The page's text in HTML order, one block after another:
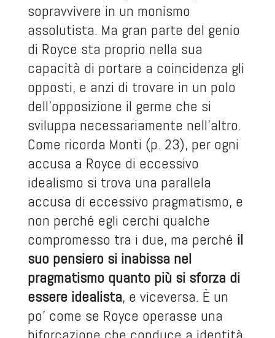
sopravvivere in un monismo
assolutista. Ma gran parte del genio
di Royce sta proprio nella sua
capacità di portare a coincidenza gli
opposti, e anzi di trovare in un polo
dell’opposizione il germe che si
sviluppa necessariamente nell’altro.
Come ricorda Monti (p. 23), per ogni
accusa a Royce di eccessivo
idealismo si trova una parallela
accusa di eccessivo pragmatismo, e
non perché egli cerchi qualche
compromesso tra i due, ma perché il
suo pensiero si inabissa nel
pragmatismo quanto più si sforza di
essere idealista, e viceversa. È un
po’ come se Royce operasse una